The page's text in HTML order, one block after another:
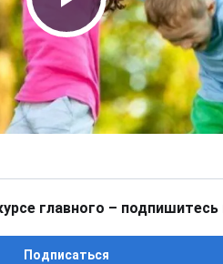
Play Video
главного – подпишитесь
Подписаться